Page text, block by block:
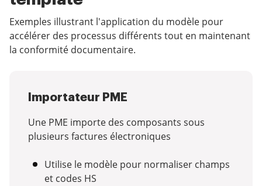
Exemples illustrant l'application du modèle pour
accélérer des processus différents tout en maintenant
la conformité documentaire.
Importateur PME
Une PME importe des composants sous
plusieurs factures électroniques
Utilise le modèle pour normaliser champs
et codes HS